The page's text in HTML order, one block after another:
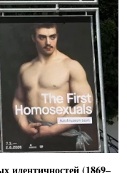
идентичностей (1869–